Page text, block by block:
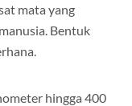
mata yang
Bentuk
hingga 400